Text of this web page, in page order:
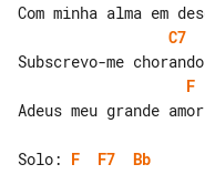
C7
F
Adeus meu grande amor
Solo: F F7 Bb